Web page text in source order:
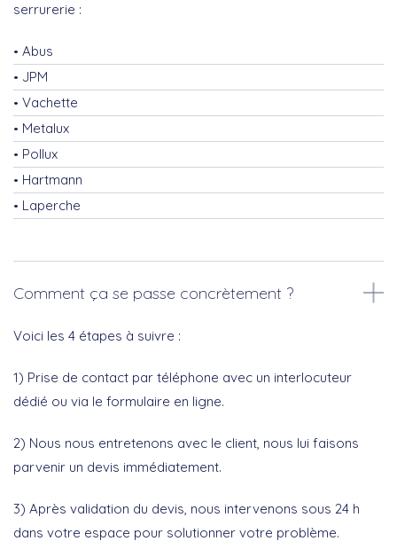
serrurerie :
Abus
JPM
Vachette
Metalux
Pollux
Hartmann
Laperche
Comment ça se passe concrètement ?
Voici les 4 étapes à suivre :
1) Prise de contact par téléphone avec un interlocuteur
dédié ou via le formulaire en ligne.
2) Nous nous entretenons avec le client, nous lui faisons
parvenir un devis immédiatement.
3) Après validation du devis, nous intervenons sous 24 h
dans votre espace pour solutionner votre problème.